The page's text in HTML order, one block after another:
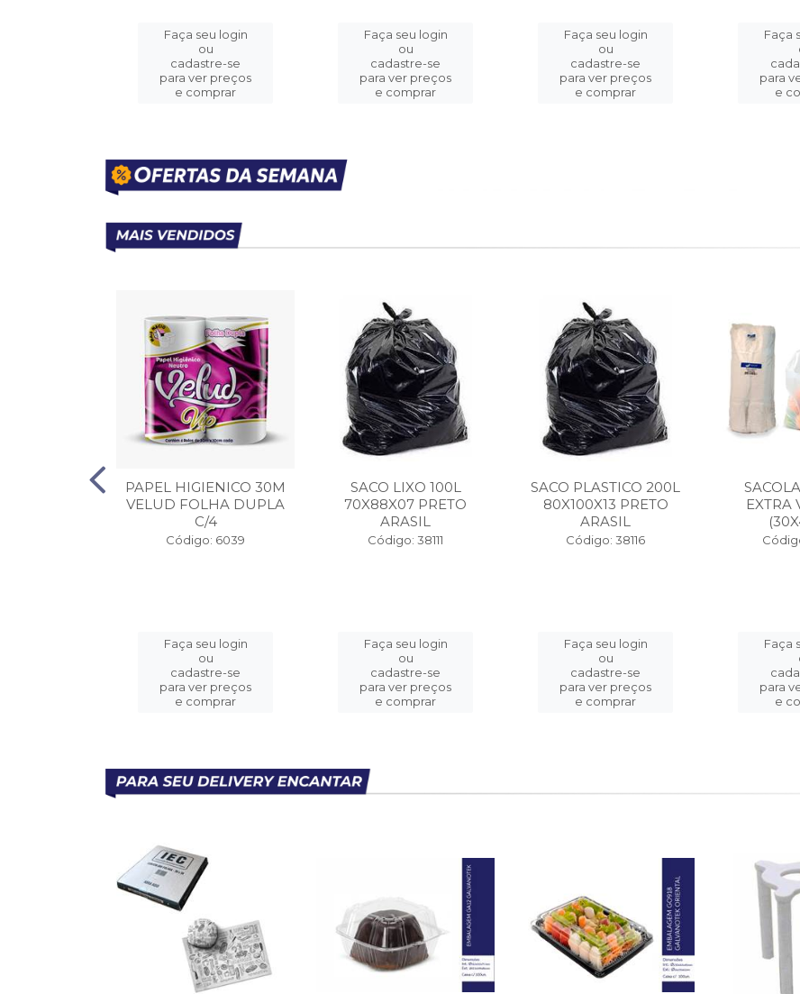
Faça seu login
ou
cadastre-se
para ver preços
e comprar
Faça seu login
ou
cadastre-se
para ver preços
e comprar
Faça seu login
ou
cadastre-se
para ver preços
e comprar
Faça
para
e
PAPEL HIGIENICO 30M
VELUD FOLHA DUPLA
C/4
Código: 6039
Faça seu login
ou
cadastre-se
para ver preços
e comprar
SACO LIXO 100L
70X88X07 PRETO
ARASIL
Código: 38111
Faça seu login
ou
cadastre-se
para ver preços
e comprar
SACO PLASTICO 200L
80X100X13 PRETO
ARASIL
Código: 38116
Faça seu login
ou
cadastre-se
para ver preços
e comprar
EXTRA
Faça
para
e